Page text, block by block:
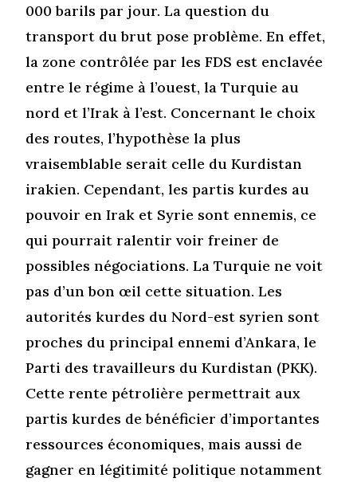
000 barils par jour. La question du
transport du brut pose problème. En effet,
la zone contrôlée par les FDS est enclavée
entre le régime à l’ouest, la Turquie au
nord et l’Irak à l’est. Concernant le choix
des routes, l’hypothèse la plus
vraisemblable serait celle du Kurdistan
irakien. Cependant, les partis kurdes au
pouvoir en Irak et Syrie sont ennemis, ce
qui pourrait ralentir voir freiner de
possibles négociations. La Turquie ne voit
pas d’un bon œil cette situation. Les
autorités kurdes du Nord-est syrien sont
proches du principal ennemi d’Ankara, le
Parti des travailleurs du Kurdistan (PKK).
Cette rente pétrolière permettrait aux
partis kurdes de bénéficier d’importantes
ressources économiques, mais aussi de
gagner en légitimité politique notamment